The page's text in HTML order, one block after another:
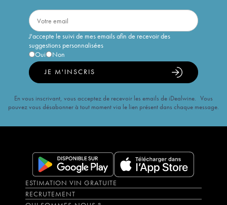
J'accepte le suivi de mes emails afin de recevoir des
suggestions personnalisées
Oui
Non
JE M'INSCRIS
En vous inscrivant, vous acceptez de recevoir les emails de iDealwine. Vous
pouvez vous désabonner à tout moment via le lien présent dans chaque message.
ESTIMATION VIN GRATUITE
RECRUTEMENT